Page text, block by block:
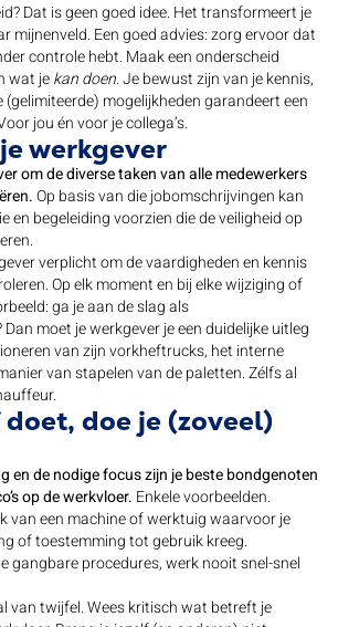
Dat is geen goed idee. Het transformeert je
mijnenveld. Een goed advies: zorg ervoor dat
controle hebt. Maak een onderscheid
wat jekandoen. Je bewust zijn van je kennis,
(gelimiteerde) mogelijkheden garandeert een
jou én voor je collega’s.
werkgever
om de diverse taken van alle medewerkers
Op basis van die jobomschrijvingen kan
en begeleiding voorzien die de veiligheid op
verplicht om de vaardigheden en kennis
Op elk moment en bij elke wijziging of
ga je aan de slag als
moet je werkgever je een duidelijke uitleg
van zijn vorkheftrucks, het interne
van stapelen van de paletten. Zélfs al
doe je (zoveel)
en de nodige focus zijn je beste bondgenoten
op de werkvloer. Enkele voorbeelden.
van een machine of werktuig waarvoor je
of toestemming tot gebruik kreeg.
gangbare procedures, werk nooit snel-snel
van twijfel. Wees kritisch wat betreft je